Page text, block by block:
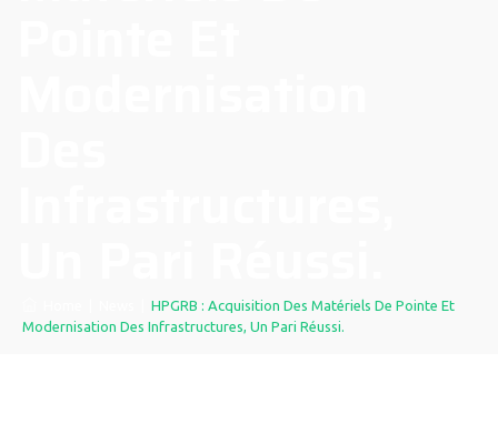
HPGRB : Acquisition Des Matériels De Pointe Et
Modernisation Des Infrastructures, Un Pari Réussi.